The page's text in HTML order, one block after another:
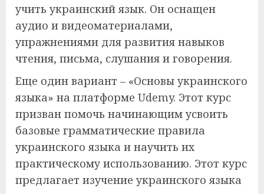
учить украинский язык. Он оснащен
аудио и видеоматериалами,
упражнениями для развития навыков
чтения, письма, слушания и говорения.
Еще один вариант – «Основы украинского
языка» на платформе Udemy. Этот курс
призван помочь начинающим усвоить
базовые грамматические правила
украинского языка и научить их
практическому использованию. Этот курс
предлагает изучение украинского языка